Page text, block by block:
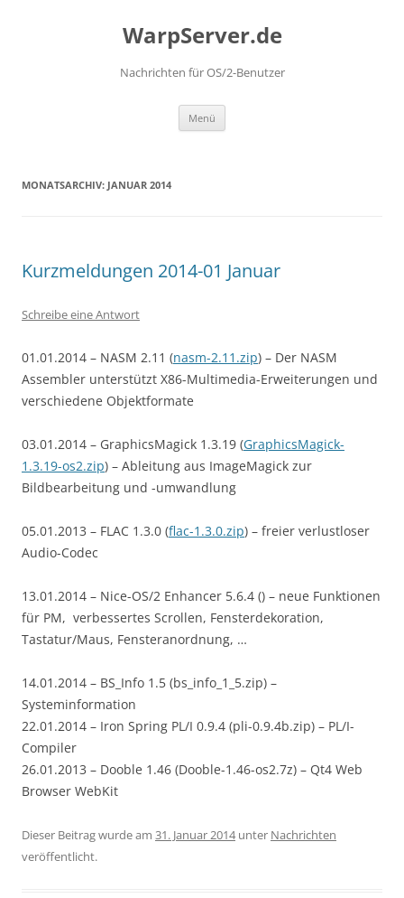
WarpServer.de
Nachrichten für OS/2-Benutzer
Menü
MONATSARCHIV: JANUAR 2014
Kurzmeldungen 2014-01 Januar
Schreibe eine Antwort
01.01.2014 – NASM 2.11 (nasm-2.11.zip) – Der NASM
Assembler unterstützt X86-Multimedia-Erweiterungen und
verschiedene Objektformate
03.01.2014 – GraphicsMagick 1.3.19 (GraphicsMagick-
1.3.19-os2.zip) – Ableitung aus ImageMagick zur
Bildbearbeitung und -umwandlung
05.01.2013 – FLAC 1.3.0 (flac-1.3.0.zip) – freier verlustloser
Audio-Codec
13.01.2014 – Nice-OS/2 Enhancer 5.6.4 () – neue Funktionen
für PM, verbessertes Scrollen, Fensterdekoration,
Tastatur/Maus, Fensteranordnung, …
14.01.2014 – BS_Info 1.5 (bs_info_1_5.zip) –
Systeminformation
22.01.2014 – Iron Spring PL/I 0.9.4 (pli-0.9.4b.zip) – PL/I-
Compiler
26.01.2013 – Dooble 1.46 (Dooble-1.46-os2.7z) – Qt4 Web
Browser WebKit
Dieser Beitrag wurde am 31. Januar 2014unter Nachrichten
veröffentlicht.